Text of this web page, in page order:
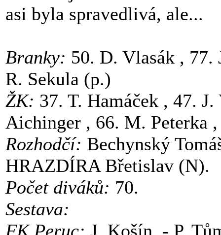
asi byla spravedlivá, ale...
Branky: 50. D. Vlasák , 77.
R. Sekula (p.)
ŽK: 37. T. Hamáček , 47.
Aichinger , 66. M. Peterka
Rozhodčí: Bechynský
HRAZDÍRA Břetislav (N).
Počet diváků: 70.
Sestava:
FK Peruc: J. Košín - P.